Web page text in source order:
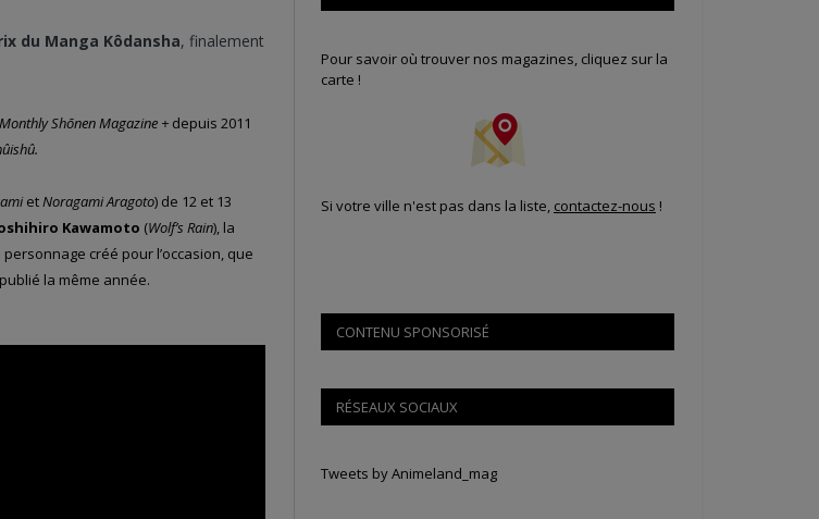
du Manga Kôdansha, finalement
Monthly Shōnen Magazine + depuis 2011
etNoragami Aragoto) de 12 et 13
Kawamoto (Wolf’s Rain), la
créé pour l’occasion, que
la même année.
Pour savoir où trouver nos magazines, cliquez sur la
carte !
Si votre ville n'est pas dans la liste, contactez-nous !
CONTENU SPONSORISÉ
RÉSEAUX SOCIAUX
Tweets by Animeland_mag